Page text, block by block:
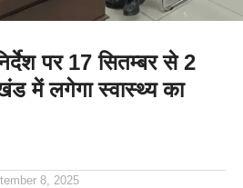
पर 17 सितम्बर से 2
में लगेगा स्वास्थ्य का
8, 2025